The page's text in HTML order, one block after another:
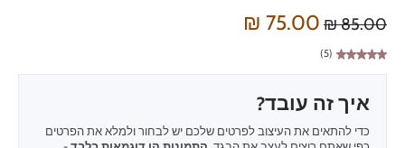
85.00 ₪
75.00 ₪
(5)
איך זה עובד?
כדי להתאים את העיצוב לפרטים שלכם יש לבחור ולמלא את הפרטים